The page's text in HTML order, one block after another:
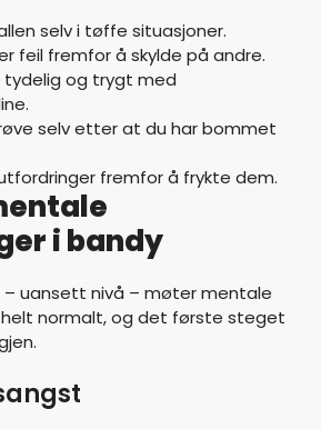
selv i tøffe situasjoner.
feil fremfor å skylde på andre.
tydelig og trygt med
selv etter at du har bommet
fremfor å frykte dem.
i bandy
– uansett nivå – møter mentale
helt normalt, og det første steget